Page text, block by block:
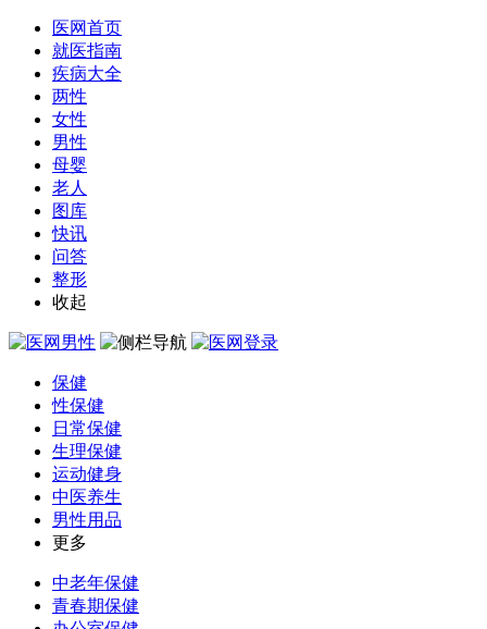
医网首页
就医指南
疾病大全
两性
女性
男性
母婴
老人
图库
快讯
问答
整形
收起
保健
性保健
日常保健
生理保健
运动健身
中医养生
男性用品
更多
中老年保健
青春期保健